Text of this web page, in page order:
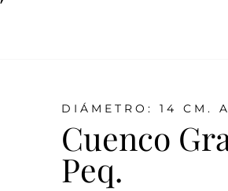
DIÁMETRO: 14 CM.
Cuenco
Peq.